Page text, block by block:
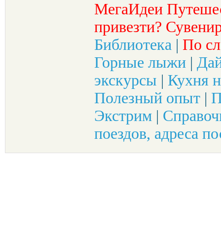
МегаИдеи
привезти?
Библиотека | По
Горные лыжи |
экскурсы | Кухня
Полезный опыт |
Экстрим |
поездов, адреса